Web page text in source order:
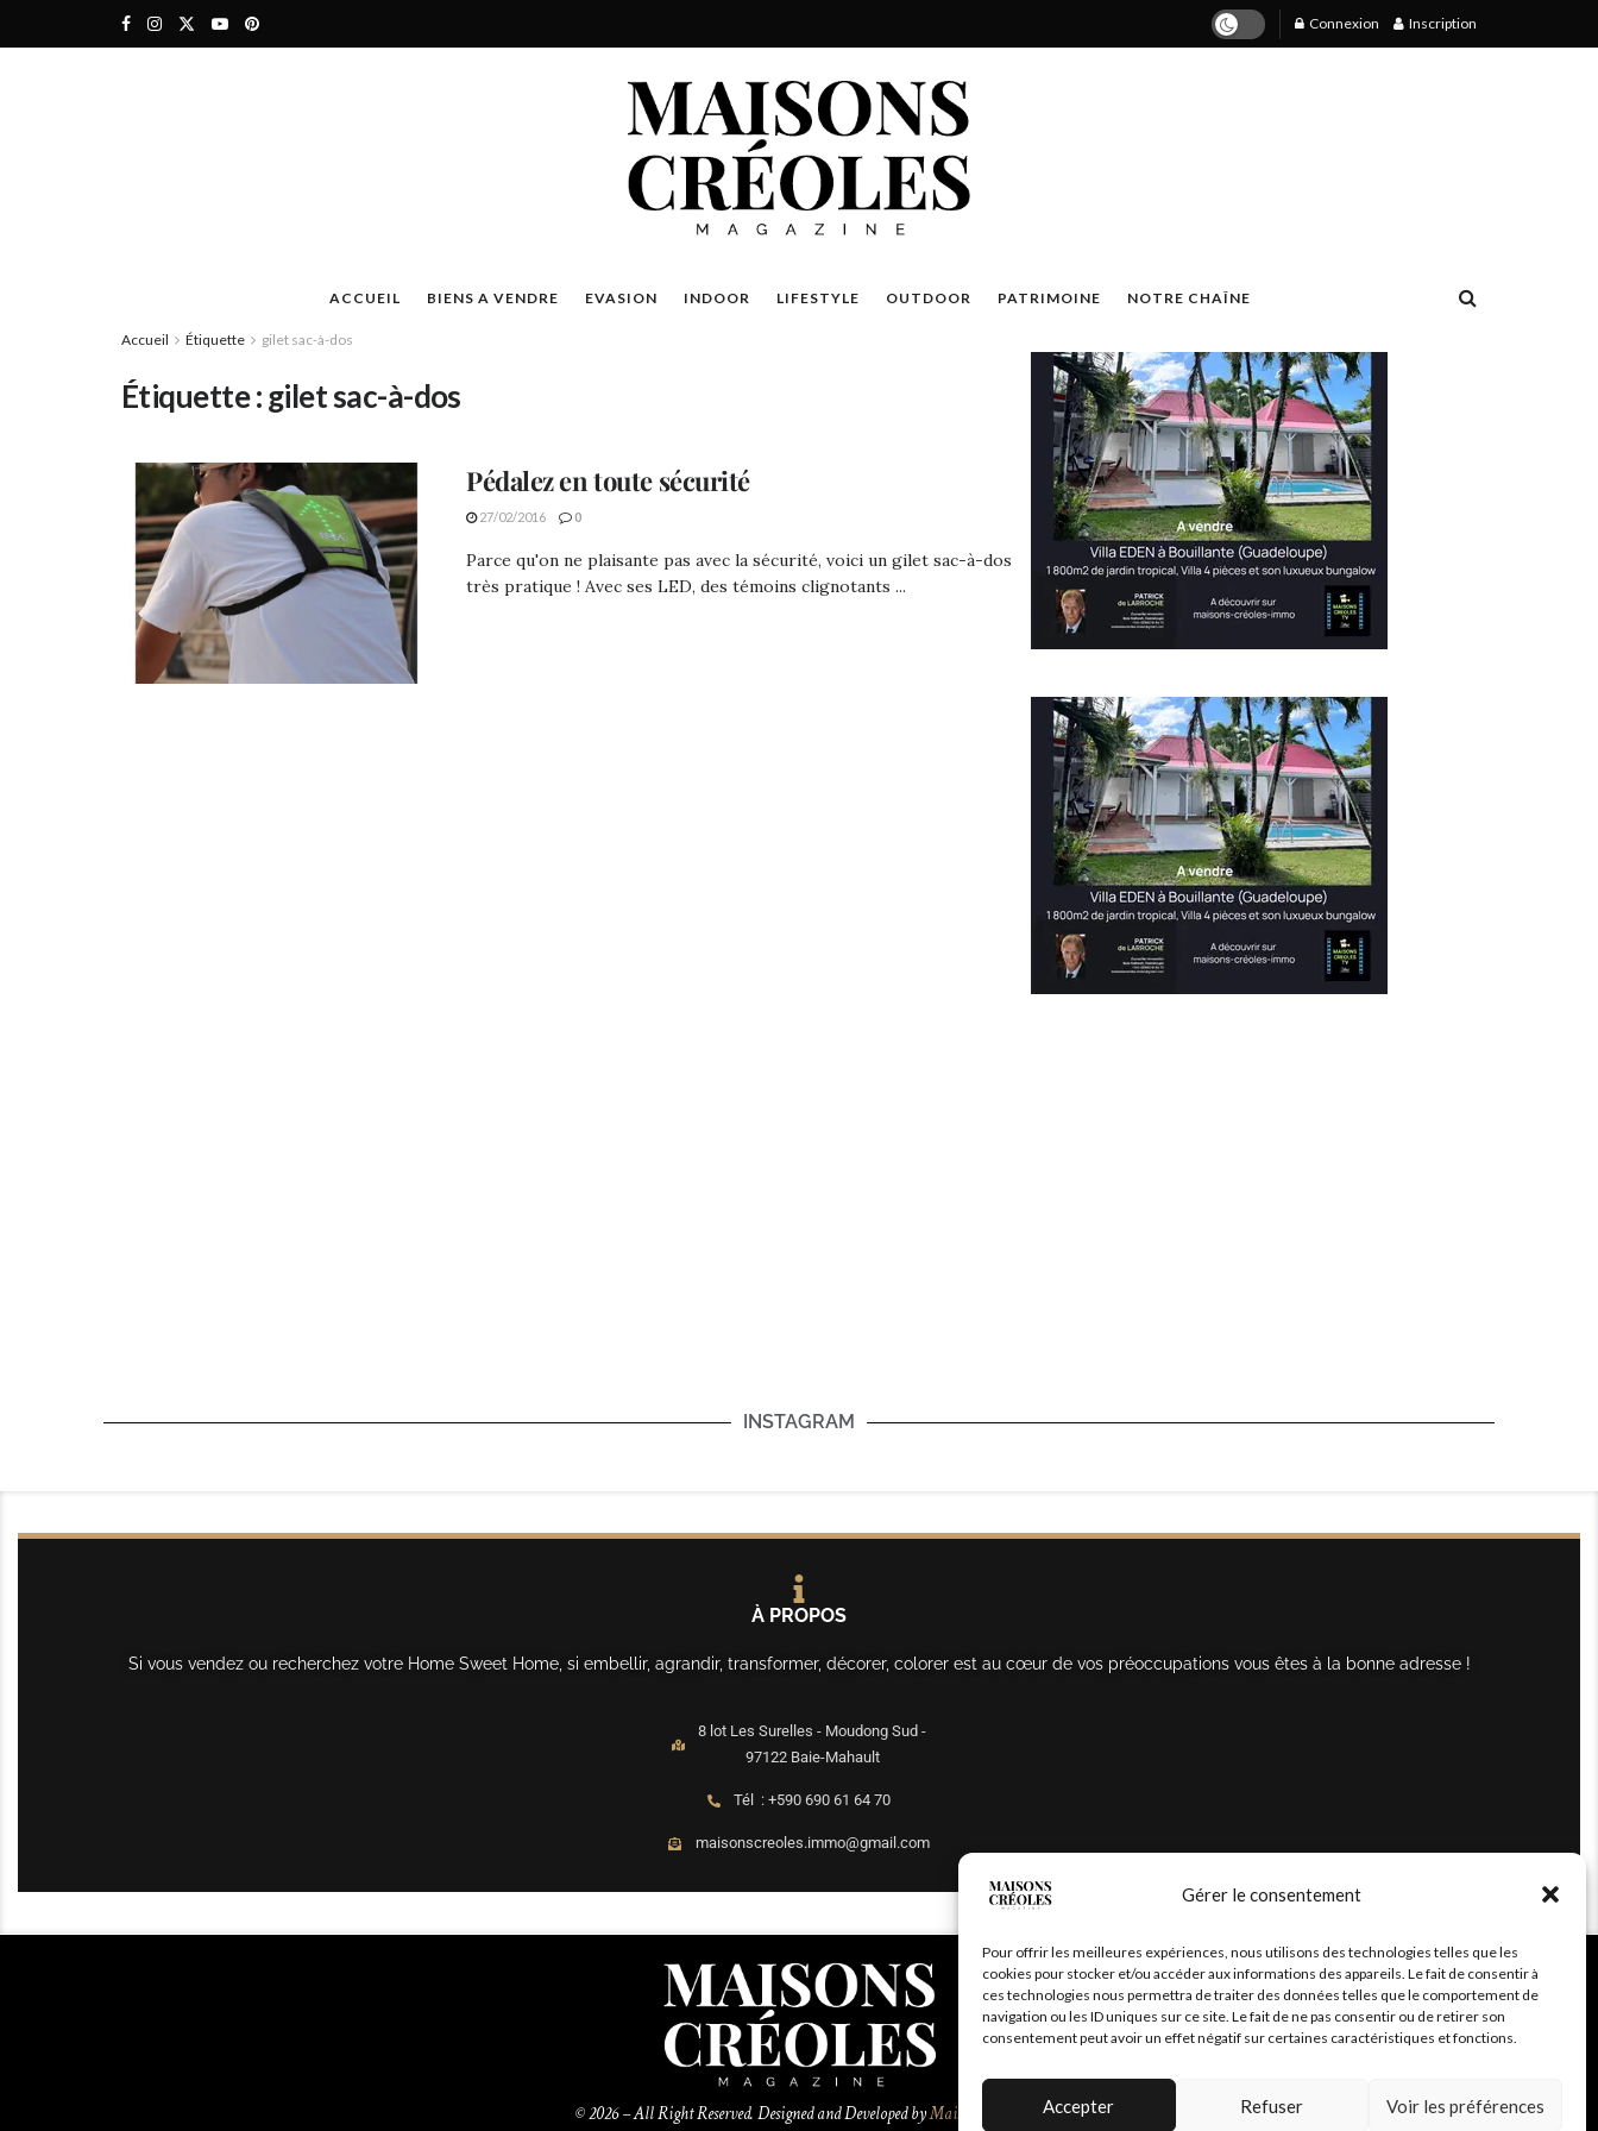
Gérer le consentement
Pour offrir les meilleures expériences, nous utilisons des technologies telles que les
cookies pour stocker et/ou accéder aux informations des appareils. Le fait de consentir à
ces technologies nous permettra de traiter des données telles que le comportement de
navigation ou les ID uniques sur ce site. Le fait de ne pas consentir ou de retirer son
consentement peut avoir un effet négatif sur certaines caractéristiques et fonctions.
Accepter Refuser Voir les préférences
Connexion Inscription
ACCUEIL BIENS A VENDRE EVASION INDOOR LIFESTYLE OUTDOOR PATRIMOINE NOTRE CHAÎNE
Accueil Étiquette gilet sac-à-dos
Étiquette :gilet sac-à-dos
Pédalez en toute sécurité
27/02/2016 0
Parce qu'on ne plaisante pas avec la sécurité, voici un gilet sac-à-dos
très pratique ! Avec ses LED, des témoins clignotants ...
INSTAGRAM
À PROPOS
Si vous vendez ou recherchez votre Home Sweet Home, si embellir, agrandir, transformer, décorer, colorer est au cœur de vos préoccupations vous êtes à la bonne adresse !
8 lot Les Surelles - Moudong Sud -
97122 Baie-Mahault
Tél : +590 690 61 64 70
maisonscreoles.immo@gmail.com
© 2026 – All Right Reserved. Designed and Developed byMaisonCréoles